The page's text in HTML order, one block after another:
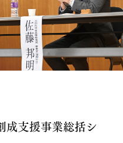
成支援事業総括シ